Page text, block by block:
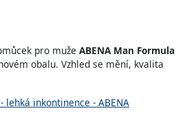
pro muže ABENA Man Formula
obalu. Vzhled se mění, kvalita
inkontinence - ABENA